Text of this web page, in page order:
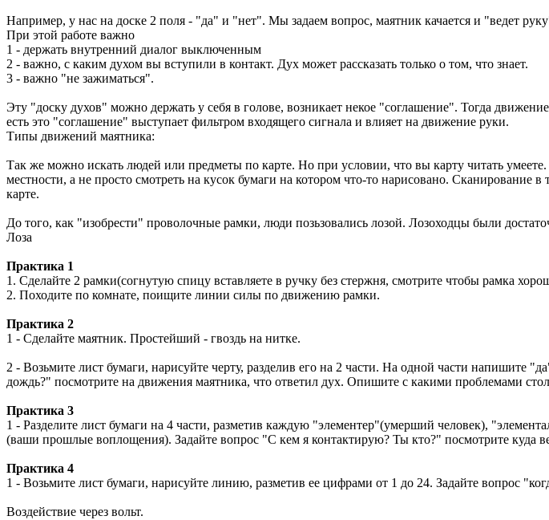
Например, у нас на доске 2 поля - "да" и "нет". Мы задаем вопрос, маятник качается и "ведет
При этой работе важно
1 - держать внутренний диалог выключенным
2 - важно, с каким духом вы вступили в контакт. Дух может рассказать только о том, что знает.
3 - важно "не зажиматься".
Эту "доску духов" можно держать у себя в голове, возникает некое "соглашение". Тогда
есть это "соглашение" выступает фильтром входящего сигнала и влияет на движение руки.
Типы движений маятника:
Так же можно искать людей или предметы по карте. Но при условии, что вы карту читать
местности, а не просто смотреть на кусок бумаги на котором что-то нарисовано. Сканирование
карте.
До того, как "изобрести" проволочные рамки, люди позьзовались лозой. Лозоходцы были
Лоза
Практика 1
1. Сделайте 2 рамки(согнутую спицу вставляете в ручку без стержня, смотрите чтобы рамка
2. Походите по комнате, поищите линии силы по движению рамки.
Практика 2
1 - Сделайте маятник. Простейший - гвоздь на нитке.
2 - Возьмите лист бумаги, нарисуйте черту, разделив его на 2 части. На одной части напишите
дождь?" посмотрите на движения маятника, что ответил дух. Опишите с какими проблемами
Практика 3
1 - Разделите лист бумаги на 4 части, разметив каждую "элементер"(умерший человек),
(ваши прошлые воплощения). Задайте вопрос "С кем я контактирую? Ты кто?" посмотрите куда
Практика 4
1 - Возьмите лист бумаги, нарисуйте линию, разметив ее цифрами от 1 до 24. Задайте вопрос
Воздействие через вольт.